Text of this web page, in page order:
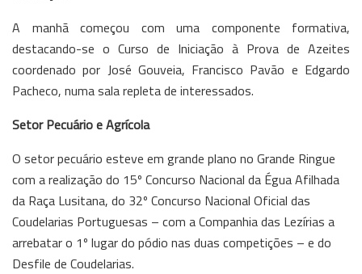
A manhã começou com uma componente formativa,
destacando-se o Curso de Iniciação à Prova de Azeites
coordenado por José Gouveia, Francisco Pavão e Edgardo
Pacheco, numa sala repleta de interessados.
Setor Pecuário e Agrícola
O setor pecuário esteve em grande plano no Grande Ringue
com a realização do 15º Concurso Nacional da Égua Afilhada
da Raça Lusitana, do 32º Concurso Nacional Oficial das
Coudelarias Portuguesas – com a Companhia das Lezírias a
arrebatar o 1º lugar do pódio nas duas competições – e do
Desfile de Coudelarias.